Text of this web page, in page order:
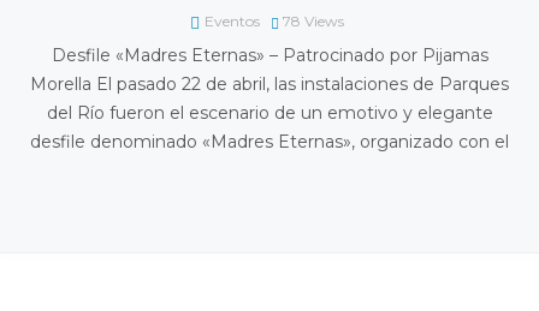
Eventos 78 Views
Desfile «Madres Eternas» – Patrocinado por Pijamas
Morella El pasado 22 de abril, las instalaciones de Parques
del Río fueron el escenario de un emotivo y elegante
desfile denominado «Madres Eternas», organizado con el